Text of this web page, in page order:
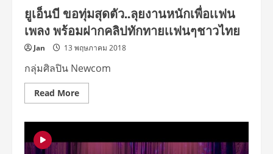
&
ME”
ยูเอ็นบี ขอทุ่มสุดตัว..ลุยงานหนักเพื่อเเฟน
เพลง พร้อมฝากคลิปทักทายเเฟนๆชาวไทย
Jan 13 พฤษภาคม 2018
กลุ่มศิลปิน Newcom
Read MoreRead
more
ขอ